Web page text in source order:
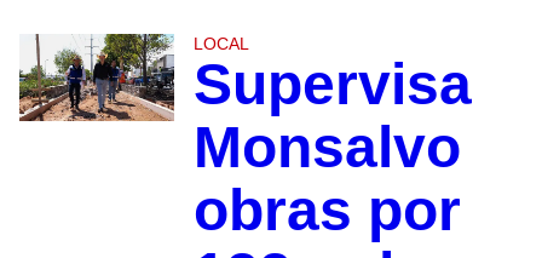
LOCAL
Supervisa
Monsalvo
obras por